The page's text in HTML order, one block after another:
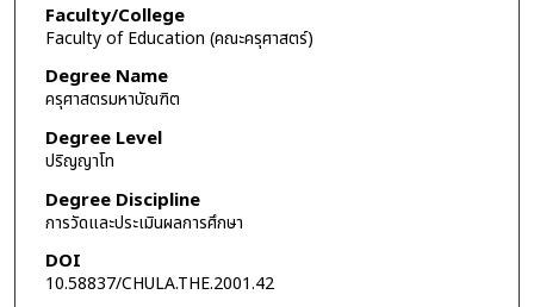
Faculty/College
Faculty of Education (คณะครุศาสตร์)
Degree Name
ครุศาสตรมหาบัณฑิต
Degree Level
ปริญญาโท
Degree Discipline
การวัดและประเมินผลการศึกษา
DOI
10.58837/CHULA.THE.2001.42